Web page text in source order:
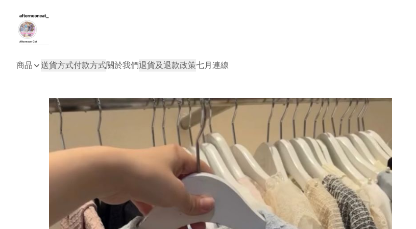
商品 送貨方式付款方式關於我們退貨及退款政策七月連線